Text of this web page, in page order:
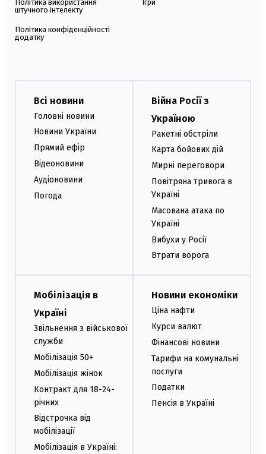
Політика використання
штучного інтелекту
Політика конфіденційності
додатку
Ігри
Всі новини
Головні новини
Новини України
Прямий ефір
Відеоновини
Аудіоновини
Погода
Війна Росії з
Україною
Ракетні обстріли
Карта бойових дій
Мирні переговори
Повітряна тривога в
Україні
Масована атака по
Україні
Вибухи у Росії
Втрати ворога
Мобілізація в
Україні
Звільнення з військової
служби
Мобілізація 50+
Мобілізація жінок
Контракт для 18-24-
річних
Відстрочка від
мобілізації
Мобілізація в Україні:
Новини економіки
Ціна нафти
Курси валют
Фінансові новини
Тарифи на комунальні
послуги
Податки
Пенсія в Україні